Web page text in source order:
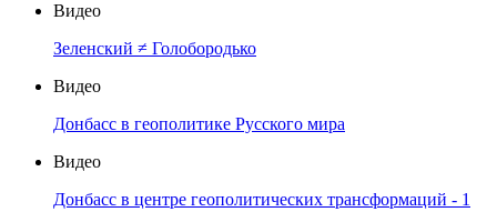
Видео
Зеленский ≠ Голобородько
Видео
Донбасс в геополитике Русского мира
Видео
Донбасс в центре геополитических трансформаций - 1